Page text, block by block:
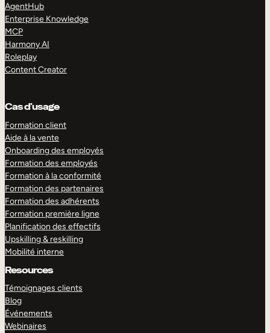
AgentHub
Enterprise Knowledge
MCP
Harmony AI
Roleplay
Content Creator
Cas d’usage
Formation client
Aide à la vente
Onboarding des employés
Formation des employés
Formation à la conformité
Formation des partenaires
Formation des adhérents
Formation première ligne
Planification des effectifs
Upskilling & reskilling
Mobilité interne
Resources
Témoignages clients
Blog
Événements
Webinaires